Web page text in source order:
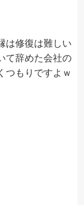
は修復は難しい
て辞めた会社の
つもりですよｗ